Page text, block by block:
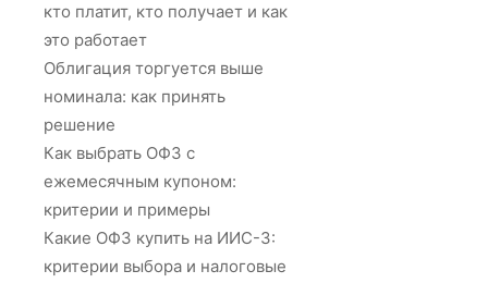
кто платит, кто получает и как
это работает
Облигация торгуется выше
номинала: как принять
решение
Как выбрать ОФЗ с
ежемесячным купоном:
критерии и примеры
Какие ОФЗ купить на ИИС-3:
критерии выбора и налоговые